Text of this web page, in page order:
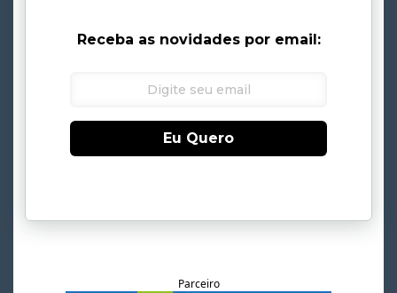
Receba as novidades por email:
Eu Quero
Parceiro